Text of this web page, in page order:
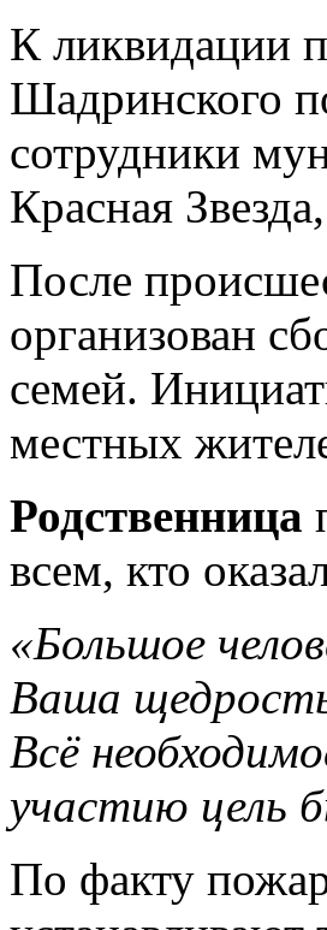
К ликвидации
Шадринского
сотрудники
Красная
После
организован
семей.
местных
Родственница
всем, кто
«Большое
Ваша
Всё
участию цель
По факту